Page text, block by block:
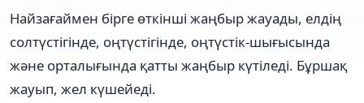
Найзағаймен бірге өткінші жаңбыр жауады, елдің
солтүстігінде, оңтүстігінде, оңтүстік-шығысында
және орталығында қатты жаңбыр күтіледі. Бұршақ
жауып, жел күшейеді.